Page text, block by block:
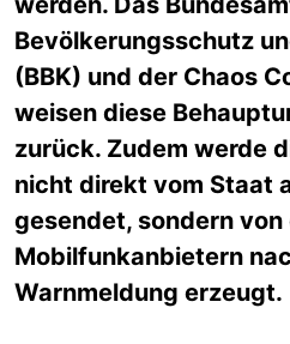
Bevölkerungsschutz
(BBK) und der Chaos
weisen diese
zurück. Zudem werde
nicht direkt vom Staat
gesendet, sondern von
Mobilfunkanbietern
Warnmeldung erzeugt.